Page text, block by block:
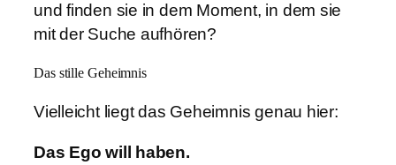
und finden sie in dem Moment, in dem sie
mit der Suche aufhören?
Das stille Geheimnis
Vielleicht liegt das Geheimnis genau hier:
Das Ego will haben.